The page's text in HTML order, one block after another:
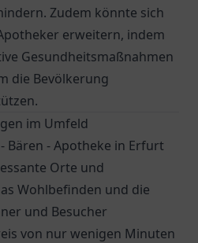
Zudem könnte sich
erweitern, indem
Gesundheitsmaßnahmen
die Bevölkerung
im Umfeld
Bären - Apotheke in Erfurt
Orte und
Wohlbefinden und die
und Besucher
von nur wenigen Minuten